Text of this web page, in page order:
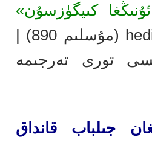
كىيگۈزسۇن»
hedisim.com (مۇسلىم 890) |
تورى تەرجىمە
جىلباب قانداق